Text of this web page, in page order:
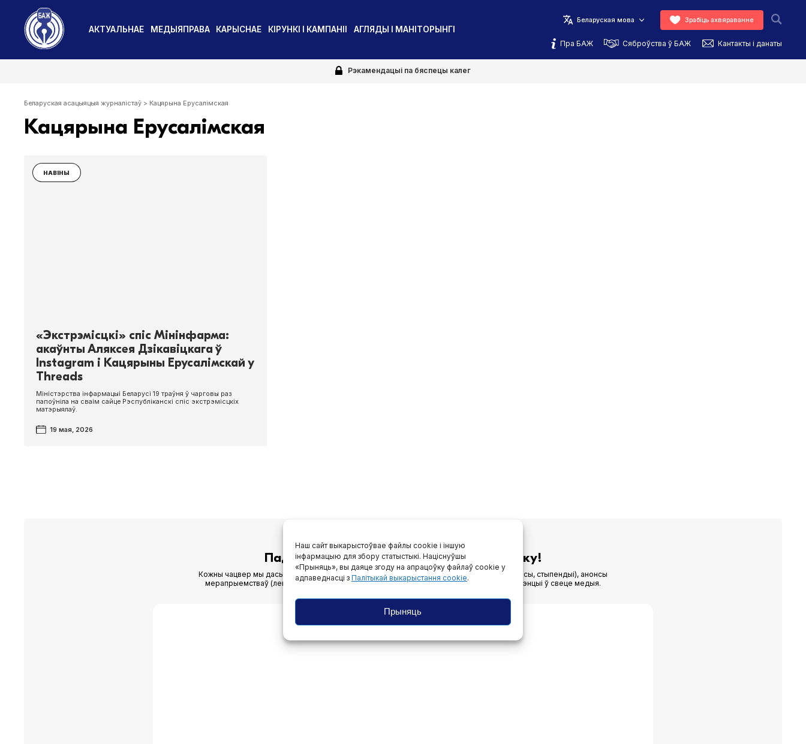
Наш сайт выкарыстоўвае файлы cookie і іншую
інфармацыю для збору статыстыкі. Націснуўшы
«Прыняць», вы даяце згоду на апрацоўку файлаў cookie у
адпаведнасці з Палітыкай выкарыстання cookie.
Прыняць
АКТУАЛЬНАЕ МЕДЫЯПРАВА КАРЫСНАЕ КІРУНКІ І КАМПАНІІ АГЛЯДЫ І МАНІТОРЫНГІ
Беларуская мова Зрабіць ахвяраванне
Пра БАЖ Сяброўства ў БАЖ Кантакты і данаты
Рэкамендацыі па бяспецы калег
Беларуская асацыяцыя журналістаў > Кацярына Ерусалімская
Кацярына Ерусалімская
НАВІНЫ
«Экстрэмісцкі» спіс Мінінфарма:
акаўнты Аляксея Дзікавіцкага ў
Instagram і Кацярыны Ерусалімскай у
Threads
Міністэрства інфармацыі Беларусі 19 траўня ў чарговы раз
папоўніла на сваім сайце Рэспубліканскі спіс экстрэмісцкіх
матэрыялаў.
19 мая, 2026
Падпішыся на нашу электронную рассылку!
Кожны чацвер мы дасылаем на электронную пошту магчымасці (гранты, вакансіі, конкурсы, стыпендыі), анонсы
мерапрыемстваў (лекцыі, дыскусіі, прэзентацыі), а таксама самыя важныя навіны і тэндэнцыі ў свеце медыя.